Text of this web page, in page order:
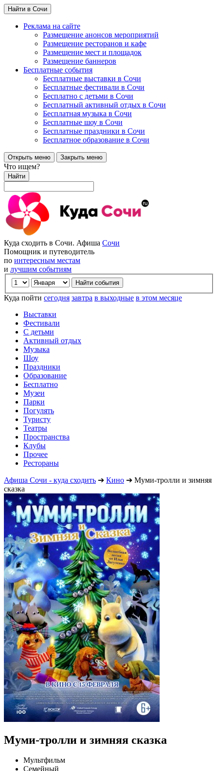
Найти в Сочи
Реклама на сайте
Размещение анонсов мероприятий
Размещение ресторанов и кафе
Размещение мест и площадок
Размещение баннеров
Бесплатные события
Бесплатные выставки в Сочи
Бесплатные фестивали в Сочи
Бесплатно с детьми в Сочи
Бесплатный активный отдых в Сочи
Бесплатная музыка в Сочи
Бесплатные шоу в Сочи
Бесплатные праздники в Сочи
Бесплатное образование в Сочи
Открыть меню Закрыть меню
Что ищем?
Найти
Куда сходить в Сочи. Афиша Сочи
Помощник и путеводитель
по интересным местам
и лучшим событиям
Куда пойти сегодня завтра в выходные в этом месяце
Выставки
Фестивали
С детьми
Активный отдых
Музыка
Шоу
Праздники
Образование
Бесплатно
Музеи
Парки
Погулять
Туристу
Театры
Пространства
Клубы
Прочее
Рестораны
Афиша Сочи - куда сходить ➔ Кино ➔ Муми-тролли и зимняя
сказка
Муми-тролли и зимняя сказка
Мультфильм
Семейный